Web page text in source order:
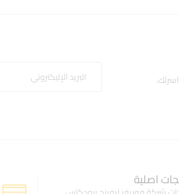
اصلية